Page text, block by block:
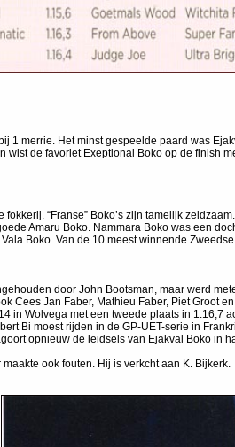
1 merrie. Het minst gespeelde paard was
de favoriet Exeptional Boko op de
fokkerij. “Franse” Boko’s zijn tamelijk
Amaru Boko. Nammara Boko was een
Boko. Van de 10 meest winnende
door John Bootsman, maar werd
Cees Jan Faber, Mathieu Faber, Piet Groot
in Wolvega met een tweede plaats in
Bi moest rijden in de GP-UET-serie in
opnieuw de leidsels van Ejakval Boko
ook fouten. Hij is verkcht aan K. Bijkerk.